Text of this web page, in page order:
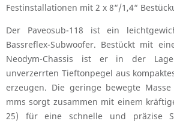
Festinstallationen mit 2 x 8“/1,4“
Der Paveosub-118 ist ein
Bassreflex-Subwoofer. Bestückt mit
Neodym-Chassis ist er in der
unverzerrten Tieftonpegel aus
erzeugen. Die geringe bewegte
mms sorgt zusammen mit einem
25) für eine schnelle und präzise